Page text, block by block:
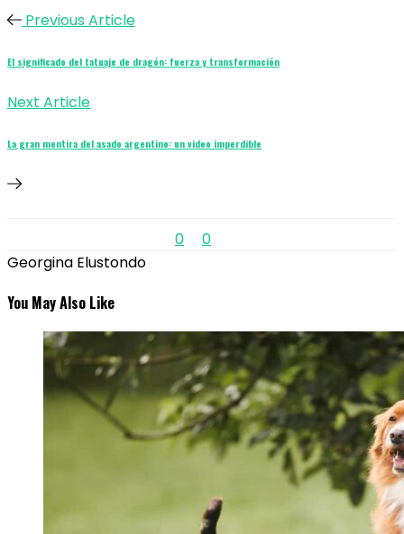
Previous Article
El significado del tatuaje de dragón: fuerza y transformación
Next Article
La gran mentira del asado argentino: un video imperdible
0
0
Georgina Elustondo
You May Also Like